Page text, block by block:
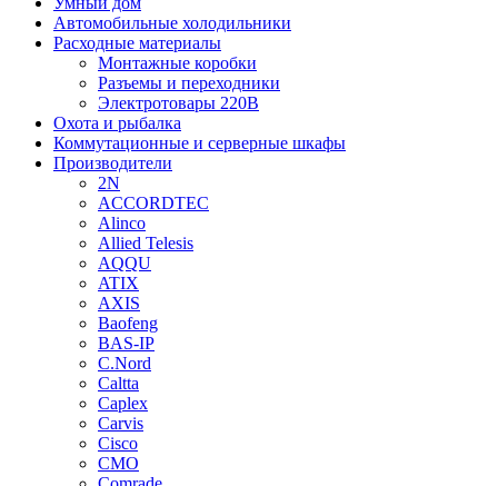
Автомобильные холодильники
Расходные материалы
Монтажные коробки
Разъемы и переходники
Электротовары 220В
Охота и рыбалка
Коммутационные и серверные шкафы
Производители
2N
ACCORDTEC
Alinco
Allied Telesis
AQQU
ATIX
AXIS
Baofeng
BAS-IP
C.Nord
Caltta
Caplex
Carvis
Cisco
CMO